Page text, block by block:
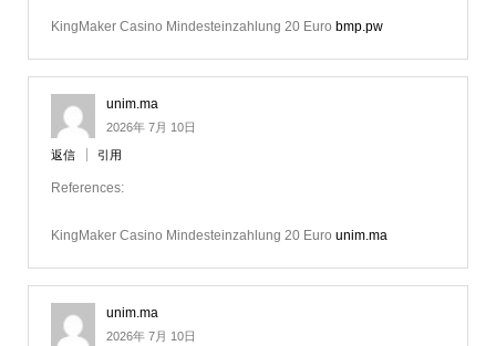
KingMaker Casino Mindesteinzahlung 20 Euro bmp.pw
unim.ma
2026年 7月 10日
返信 引用
References:
KingMaker Casino Mindesteinzahlung 20 Euro unim.ma
unim.ma
2026年 7月 10日